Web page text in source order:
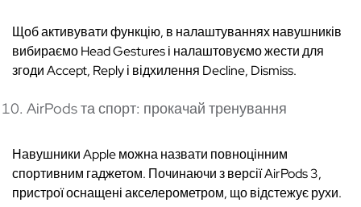
Щоб активувати функцію, в налаштуваннях навушників
вибираємо Head Gestures і налаштовуємо жести для
згоди Accept, Reply і відхилення Decline, Dismiss.
AirPods та спорт: прокачай тренування
Навушники Apple можна назвати повноцінним
спортивним гаджетом. Починаючи з версії AirPods 3,
пристрої оснащені акселерометром, що відстежує рухи.